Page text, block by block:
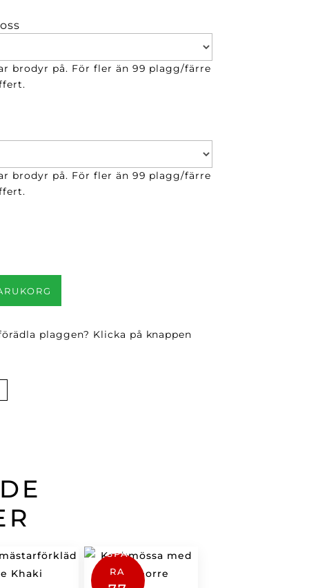
brodyr på. För fler än 99 plagg/färre
brodyr på. För fler än 99 plagg/färre
plaggen? Klicka på knappen
SPA
RA